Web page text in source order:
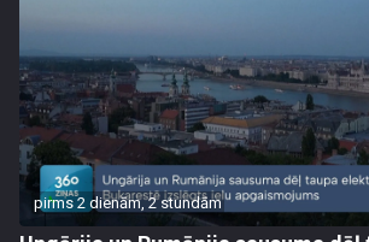
pirms 2 dienām, 2 stundām